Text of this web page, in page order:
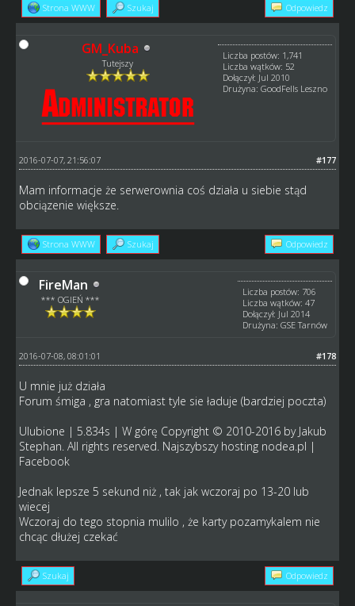
Strona WWW Szukaj Odpowiedz
GM_Kuba
Tutejszy
Liczba postów: 1,741
Liczba wątków: 52
Dołączył: Jul 2010
Drużyna: GoodFells Leszno
#177
2016-07-07, 21:56:07
Mam informacje że serwerownia coś działa u siebie stąd
obciązenie większe.
Strona WWW Szukaj Odpowiedz
FireMan
*** OGIEŃ ***
Liczba postów: 706
Liczba wątków: 47
Dołączył: Jul 2014
Drużyna: GSE Tarnów
#178
2016-07-08, 08:01:01
U mnie już działa
Forum śmiga , gra natomiast tyle sie ładuje (bardziej poczta)
Ulubione | 5.834s | W górę Copyright © 2010-2016 by Jakub
Stephan. All rights reserved. Najszybszy hosting nodea.pl |
Facebook
Jednak lepsze 5 sekund niż , tak jak wczoraj po 13-20 lub
wiecej
Wczoraj do tego stopnia mulilo , że karty pozamykalem nie
chcąc dłużej czekać
Szukaj Odpowiedz